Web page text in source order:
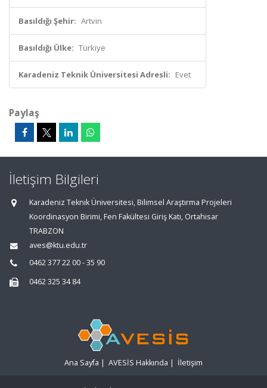
Basıldığı Şehir: Artvin
Basıldığı Ülke: Türkiye
Karadeniz Teknik Üniversitesi Adresli: Evet
Paylaş
İletişim Bilgileri
Karadeniz Teknik Üniversitesi, Bilimsel Araştırma Projeleri
Koordinasyon Birimi, Fen Fakültesi Giriş Katı, Ortahisar
TRABZON
aves@ktu.edu.tr
0462 377 22 00 - 35 90
0462 325 34 84
Ana Sayfa | AVESİS Hakkında | İletişim